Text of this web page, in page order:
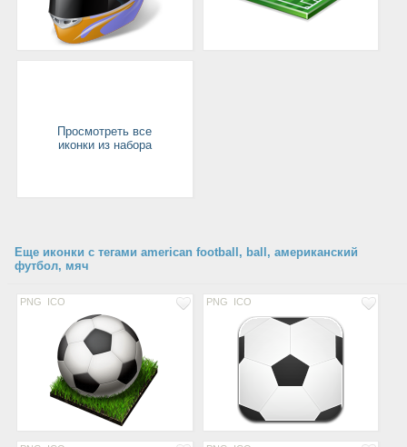
Просмотреть все
иконки из набора
Еще иконки с тегами american football, ball, американский
футбол, мяч
PNG ICO PNG ICO